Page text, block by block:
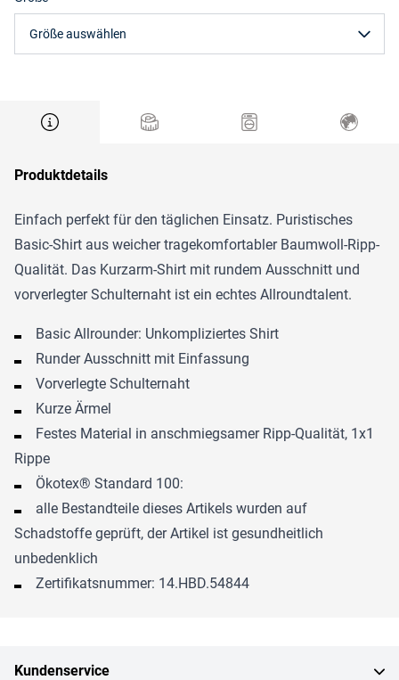
Größe auswählen
Produktdetails
Einfach perfekt für den täglichen Einsatz. Puristisches
Basic-Shirt aus weicher tragekomfortabler Baumwoll-Ripp-
Qualität. Das Kurzarm-Shirt mit rundem Ausschnitt und
vorverlegter Schulternaht ist ein echtes Allroundtalent.
Basic Allrounder: Unkompliziertes Shirt
Runder Ausschnitt mit Einfassung
Vorverlegte Schulternaht
Kurze Ärmel
Festes Material in anschmiegsamer Ripp-Qualität, 1x1
Rippe
Ökotex® Standard 100:
alle Bestandteile dieses Artikels wurden auf
Schadstoffe geprüft, der Artikel ist gesundheitlich
unbedenklich
Zertifikatsnummer: 14.HBD.54844
Kundenservice